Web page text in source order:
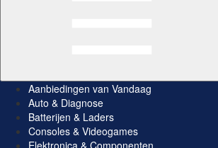
Aanbiedingen van Vandaag
Auto & Diagnose
Batterijen & Laders
Consoles & Videogames